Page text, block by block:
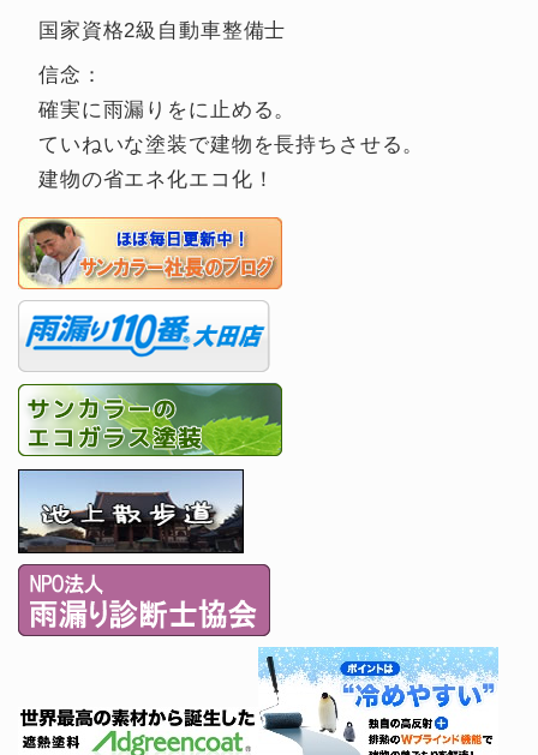
国家資格2級自動車整備士
信念：
確実に雨漏りをに止める。
ていねいな塗装で建物を長持ちさせる。
建物の省エネ化エコ化！